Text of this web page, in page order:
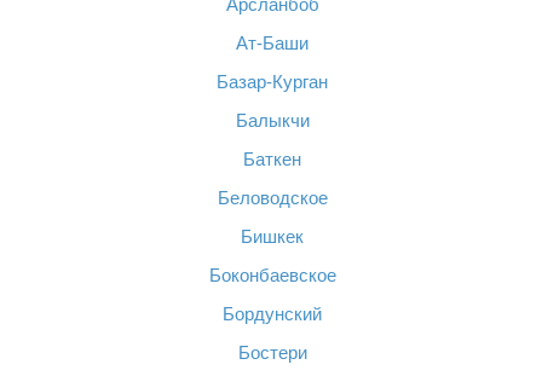
Арсланбоб
Ат-Баши
Базар-Курган
Балыкчи
Баткен
Беловодское
Бишкек
Боконбаевское
Бордунский
Бостери